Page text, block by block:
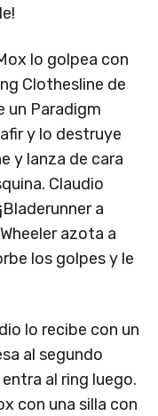
lo golpea con
Clothesline de
un Paradigm
y lo destruye
y lanza de cara
Claudio
a
azota a
los golpes y le
lo recibe con un
al segundo
al ring luego.
con una silla con